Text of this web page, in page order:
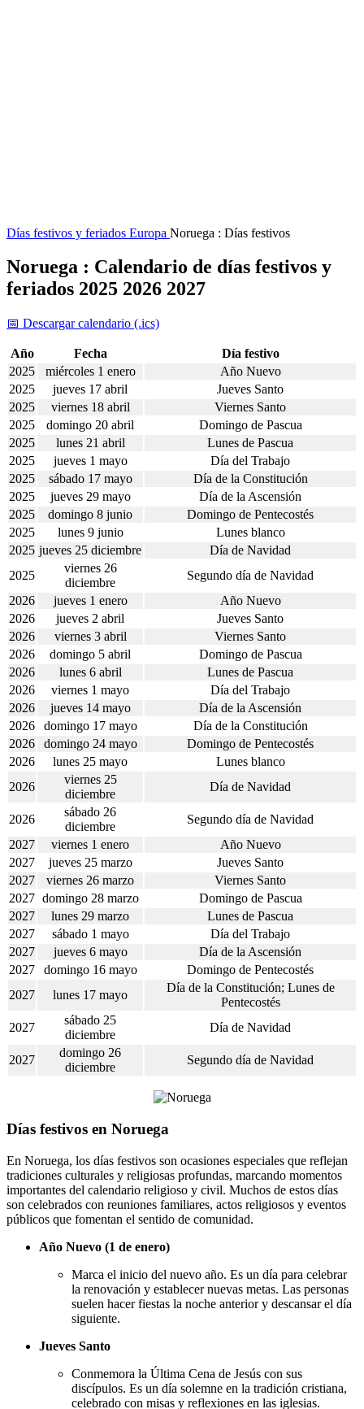
Días festivos y feriados Europa Noruega : Días festivos
Noruega : Calendario de días festivos y
feriados 2025 2026 2027
📅 Descargar calendario (.ics)
Año Fecha
Día festivo
2025
miércoles 1 enero
Año Nuevo
2025
jueves 17 abril
Jueves Santo
2025
viernes 18 abril
Viernes Santo
2025
domingo 20 abril
Domingo de Pascua
2025
lunes 21 abril
Lunes de Pascua
2025
jueves 1 mayo
Día del Trabajo
2025
sábado 17 mayo
Día de la Constitución
2025
jueves 29 mayo
Día de la Ascensión
2025
domingo 8 junio
Domingo de Pentecostés
2025
lunes 9 junio
Lunes blanco
2025 jueves 25 diciembre
Día de Navidad
2025
viernes 26
diciembre
Segundo día de Navidad
2026
jueves 1 enero
Año Nuevo
2026
jueves 2 abril
Jueves Santo
2026
viernes 3 abril
Viernes Santo
2026
domingo 5 abril
Domingo de Pascua
2026
lunes 6 abril
Lunes de Pascua
2026
viernes 1 mayo
Día del Trabajo
2026
jueves 14 mayo
Día de la Ascensión
2026
domingo 17 mayo
Día de la Constitución
2026
domingo 24 mayo
Domingo de Pentecostés
2026
lunes 25 mayo
Lunes blanco
2026
viernes 25
diciembre
Día de Navidad
2026
sábado 26
diciembre
Segundo día de Navidad
2027
viernes 1 enero
Año Nuevo
2027
jueves 25 marzo
Jueves Santo
2027
viernes 26 marzo
Viernes Santo
2027 domingo 28 marzo
Domingo de Pascua
2027
lunes 29 marzo
Lunes de Pascua
2027
sábado 1 mayo
Día del Trabajo
2027
jueves 6 mayo
Día de la Ascensión
2027
domingo 16 mayo
Domingo de Pentecostés
2027
lunes 17 mayo
Día de la Constitución; Lunes de
Pentecostés
2027
sábado 25
diciembre
Día de Navidad
2027
domingo 26
diciembre
Segundo día de Navidad
Días festivos en Noruega
En Noruega, los días festivos son ocasiones especiales que reflejan
tradiciones culturales y religiosas profundas, marcando momentos
importantes del calendario religioso y civil. Muchos de estos días
son celebrados con reuniones familiares, actos religiosos y eventos
públicos que fomentan el sentido de comunidad.
Año Nuevo (1 de enero)
Marca el inicio del nuevo año. Es un día para celebrar
la renovación y establecer nuevas metas. Las personas
suelen hacer fiestas la noche anterior y descansar el día
siguiente.
Jueves Santo
Conmemora la Última Cena de Jesús con sus
discípulos. Es un día solemne en la tradición cristiana,
celebrado con misas y reflexiones en las iglesias.